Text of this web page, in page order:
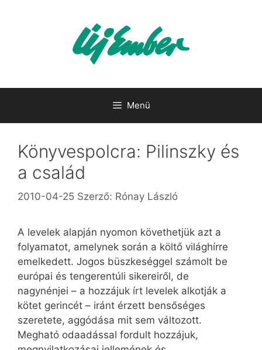
Menü
Könyvespolcra: Pilinszky és
a család
2010-04-25 Szerző: Rónay László
A levelek alapján nyomon követhetjük azt a
folyamatot, amelynek során a költő világhírre
emelkedett. Jogos büszkeséggel számolt be
európai és tengerentúli sikereiről, de
nagynénjei – a hozzájuk írt levelek alkotják a
kötet gerincét – iránt érzett bensőséges
szeretete, aggódása mit sem változott.
Megható odaadással fordult hozzájuk,